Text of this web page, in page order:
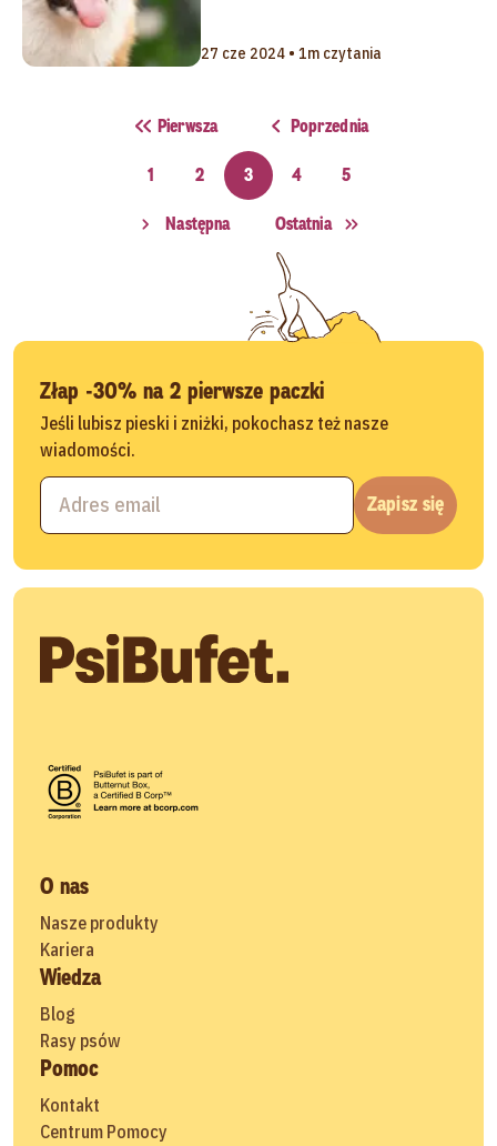
27 cze 2024 • 1m czytania
Pierwsza Poprzednia
1 2 3 4 5
Następna Ostatnia
Złap -30% na 2 pierwsze paczki
Jeśli lubisz pieski i zniżki, pokochasz też nasze
wiadomości.
Zapisz się
O nas
Nasze produkty
Kariera
Wiedza
Blog
Rasy psów
Pomoc
Kontakt
Centrum Pomocy